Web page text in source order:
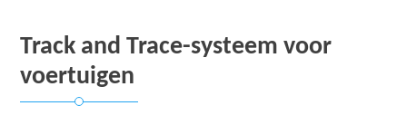
Track and Trace-systeem voor
voertuigen